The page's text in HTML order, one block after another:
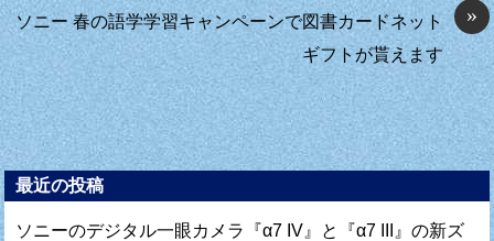
»
ソニー 春の語学学習キャンペーンで図書カードネット
ギフトが貰えます
最近の投稿
ソニーのデジタル一眼カメラ『α7 IV』と『α7 III』の新ズ